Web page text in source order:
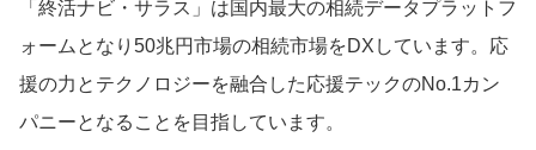
「終活ナビ・サラス」は国内最大の相続データプラットフ
ォームとなり50兆円市場の相続市場をDXしています。応
援の力とテクノロジーを融合した応援テックのNo.1カン
パニーとなることを目指しています。